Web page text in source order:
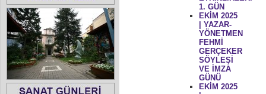
1. GÜN
EKİM 2025
| YAZAR-
YÖNETMEN
FEHMİ
GERÇEKER
SÖYLEŞİ
VE İMZA
GÜNÜ
EKİM 2025